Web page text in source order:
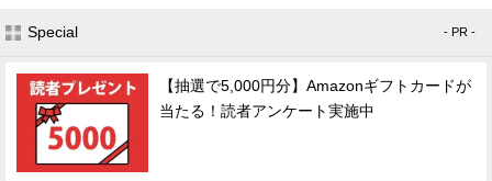
Special - PR -
【抽選で5,000円分】Amazonギフトカードが
当たる！読者アンケート実施中